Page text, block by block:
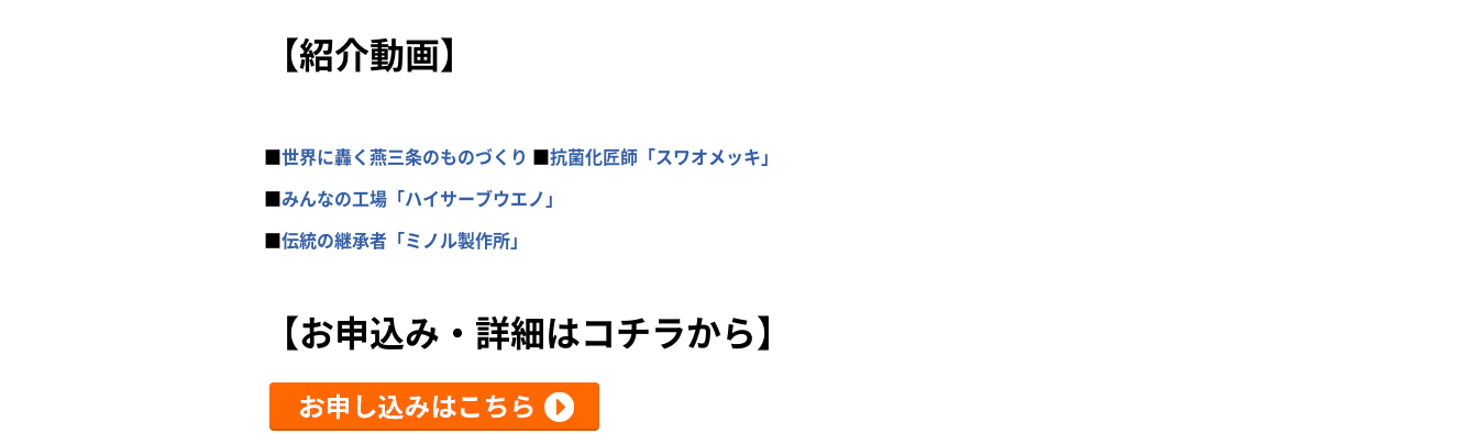
【紹介動画】
世界に轟く燕三条のものづくり 抗菌化匠師「スワオメッキ」
みんなの工場「ハイサーブウエノ」
伝統の継承者「ミノル製作所」
【お申込み・詳細はコチラから】